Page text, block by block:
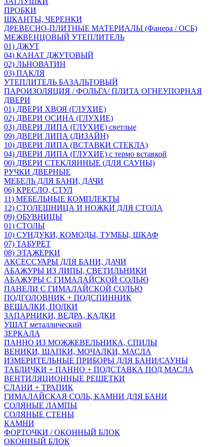
ПРОБКИ
ШКАНТЫ, ЧЕРЕНКИ
ДРЕВЕСНО-ПЛИТНЫЕ МАТЕРИАЛЫ (Фанера / ОСБ)
МЕЖВЕНЦОВЫЙ УТЕПЛИТЕЛЬ
01) ДЖУТ
04) КАНАТ ДЖУТОВЫЙ
02) ЛЬНОВАТИН
03) ПАКЛЯ
УТЕПЛИТЕЛЬ БАЗАЛЬТОВЫЙ
ПАРОИЗОЛЯЦИЯ / ФОЛЬГА/ ПЛИТА ОГНЕУПОРНАЯ
ДВЕРИ
01) ДВЕРИ ХВОЯ (ГЛУХИЕ)
02) ДВЕРИ ОСИНА (ГЛУХИЕ)
03) ДВЕРИ ЛИПА (ГЛУХИЕ) светлые
09) ДВЕРИ ЛИПА (ДИЗАЙН)
10) ДВЕРИ ЛИПА (ВСТАВКИ СТЕКЛА)
04) ДВЕРИ ЛИПА (ГЛУХИЕ) с термо вставкой
00) ДВЕРИ СТЕКЛЯННЫЕ (ДЛЯ САУНЫ)
РУЧКИ ДВЕРНЫЕ
МЕБЕЛЬ ДЛЯ БАНИ, ДАЧИ
06) КРЕСЛО, СТУЛ
11) МЕБЕЛЬНЫЕ КОМПЛЕКТЫ
12) СТОЛЕШНИЦА И НОЖКИ ДЛЯ СТОЛА
09) ОБУВНИЦЫ
01) СТОЛЫ
10) СУНДУКИ, КОМОДЫ, ТУМБЫ, ШКАФ
07) ТАБУРЕТ
08) ЭТАЖЕРКИ
АКСЕССУАРЫ ДЛЯ БАНИ, ДАЧИ
АБАЖУРЫ ИЗ ЛИПЫ, СВЕТИЛЬНИКИ
АБАЖУРЫ С ГИМАЛАЙСКОЙ СОЛЬЮ
ПАНЕЛИ С ГИМАЛАЙСКОЙ СОЛЬЮ
ПОДГОЛОВНИК + ПОДСПИННИК
ВЕШАЛКИ, ПОЛКИ
ЗАПАРНИКИ, ВЕДРА, КАДКИ
УШАТ металлический
ЗЕРКАЛА
ПАННО ИЗ МОЖЖЕВЕЛЬНИКА, СПИЛЫ
ВЕНИКИ, ШАПКИ, МОЧАЛКИ, МАСЛА
ИЗМЕРИТЕЛЬНЫЕ ПРИБОРЫ ДЛЯ БАНИ/САУНЫ
ТАБЛИЧКИ + ПАННО + ПОДСТАВКА ПОД МАСЛА
ВЕНТИЛЯЦИОННЫЕ РЕШЕТКИ
СЛАНИ + ТРАПИК
ГИМАЛАЙСКАЯ СОЛЬ, КАМНИ ДЛЯ БАНИ
СОЛЯНЫЕ ЛАМПЫ
СОЛЯНЫЕ СТЕНЫ
КАМНИ
ФОРТОЧКИ / ОКОННЫЙ БЛОК
ОКОННЫЙ БЛОК